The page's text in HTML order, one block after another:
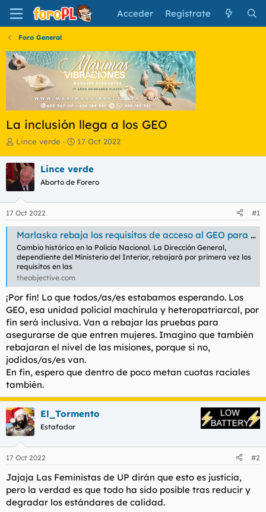
Acceder Regístrate
Foro General
La inclusión llega a los GEO
I
i
c
i
a
d
o
r
d
e
l
t
e
a
Lince verde
F
h
a
e
n
i
c
i
17 Oct 2022
Lince verde
Aborto de Forero
17 Oct 2022 #1
Marlaska rebaja los requisitos de acceso al GEO para facilitar la entrada de mujeres
Cambio histórico en la Policía Nacional. La Dirección General,
dependiente del Ministerio del Interior, rebajará por primera vez los
requisitos en las
theobjective.com
¡Por fin! Lo que todos/as/es estabamos esperando. Los
GEO, esa unidad policial machirula y heteropatriarcal, por
fin será inclusiva. Van a rebajar las pruebas para
asegurarse de que entren mujeres. Imagino que también
rebajaran el nivel de las misiones, porque si no,
jodidos/as/es van.
En fin, espero que dentro de poco metan cuotas raciales
también.
El_Tormento
Estafador
17 Oct 2022 #2
Jajaja Las Feministas de UP dirán que esto es justicia,
pero la verdad es que todo ha sido posible tras reducir y
degradar los estándares de calidad.